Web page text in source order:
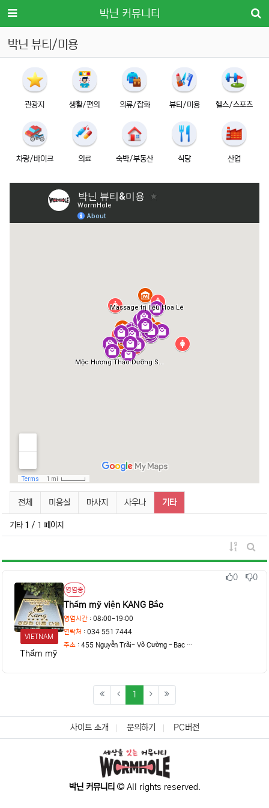
메뉴 박닌 커뮤니티
박닌 뷰티/미용
관광지 생활/편의 의류/잡화 뷰티/미용 헬스/스포츠
차량/바이크 의료 숙박/부동산 식당 산업
박닌 뷰티/미용 분류 목록
전체 미용실 마사지 사우나 현재 분류
기타
기타 1 / 1 페이지
게시물
게시
상태
VIETNAM
Thẩm mỹ viện KANG Bắc Ninh
영업중
Thẩm mỹ viện KANG Bắc
영업시간 : 08;00-19:00
연락처 : 034 551 7444
주소 : 455 Nguyễn Trãi- Võ Cường - Bac Ninh
추천
0
비추천
0
1 (current)
사이트 소개 문의하기 PC버전
박닌 커뮤니티 All rights reserved.